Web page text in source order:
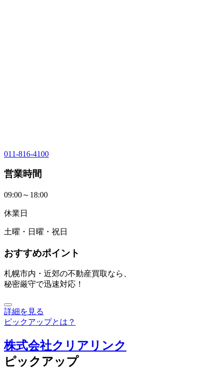
011-816-4100
営業時間
09:00～18:00
休業日
土曜・日曜・祝日
おすすめポイント
札幌市内・近郊の不動産買取なら、
秘密厳守で迅速対応！
詳細を見る
ピックアップとは？
株式会社クリアリンク
ピックアップ